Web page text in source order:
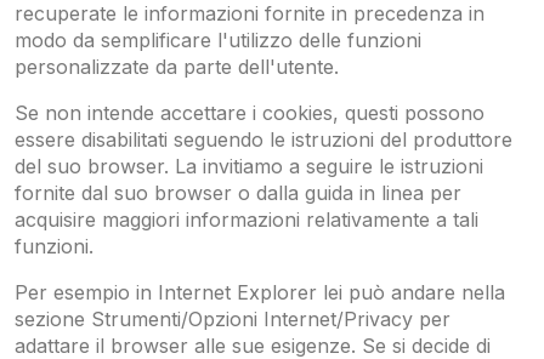
recuperate le informazioni fornite in precedenza in
modo da semplificare l'utilizzo delle funzioni
personalizzate da parte dell'utente.
Se non intende accettare i cookies, questi possono
essere disabilitati seguendo le istruzioni del produttore
del suo browser. La invitiamo a seguire le istruzioni
fornite dal suo browser o dalla guida in linea per
acquisire maggiori informazioni relativamente a tali
funzioni.
Per esempio in Internet Explorer lei può andare nella
sezione Strumenti/Opzioni Internet/Privacy per
adattare il browser alle sue esigenze. Se si decide di